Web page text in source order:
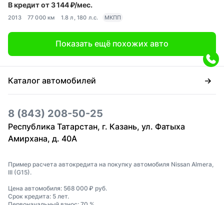
В кредит от 3 144 ₽/мес.
2013 77 000 км 1.8 л, 180 л.с. МКПП
Показать ещё похожих авто
Каталог автомобилей
8 (843) 208-50-25
Республика Татарстан, г. Казань, ул. Фатыха
Амирхана, д. 40А
Пример расчета автокредита на покупку автомобиля Nissan Almera,
III (G15).
Цена автомобиля: 568 000 ₽ руб.
Срок кредита: 5 лет.